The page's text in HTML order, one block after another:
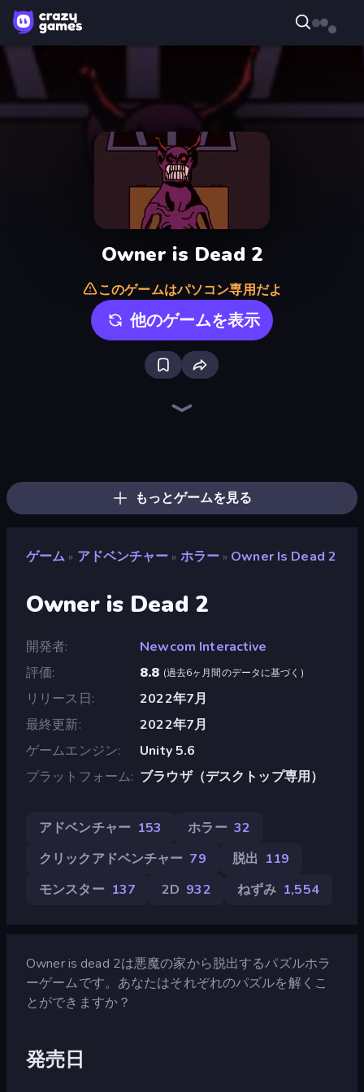
Owner is Dead 2
このゲームはパソコン専用だよ
他のゲームを表示
もっとゲームを見る
ゲーム » アドベンチャー » ホラー » Owner Is Dead 2
Owner is Dead 2
開発者
Newcom Interactive
評価
8.8 (過去6ヶ月間のデータに基づく )
リリース日
2022年7月
最終更新
2022年7月
ゲームエンジン
Unity 5.6
プラットフォーム ブラウザ（デスクトップ専用）
アドベンチャー 153 ホラー 32
クリックアドベンチャー 79 脱出 119
モンスター 137 2D 932 ねずみ 1,554
Owner is dead 2は悪魔の家から脱出するパズルホラ
ーゲームです。あなたはそれぞれのパズルを解くこ
とができますか？
発売日